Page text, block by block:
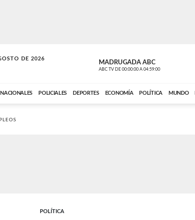
DE 2026
MÚSICA MADRUGADA ABC
ABC TV DE 00:00:00 A 04:59:00
NACIONALES POLICIALES DEPORTES ECONOMÍA POLÍTICA MUNDO
POLÍTICA